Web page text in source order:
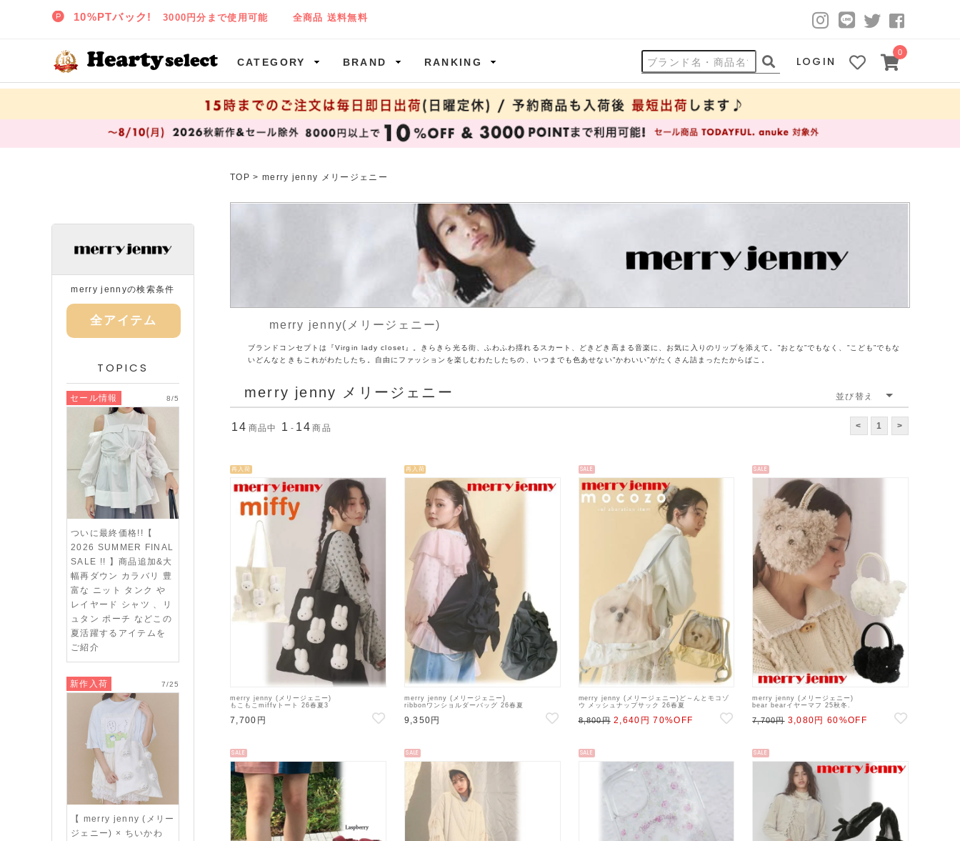
CATEGORY BRAND RANKING LOGIN
0
TOP > merry jenny メリージェニー
merry jenny(メリージェニー)
ブランドコンセプトは『Virgin lady closet』。きらきら光る街、ふわふわ揺れるスカート、どきどき高まる音楽に、お気に入りのリップを添えて。”おとな”でもなく、”こども”でもな
いどんなときもこれがわたしたち。自由にファッションを楽しむわたしたちの、いつまでも色あせない”かわいい”がたくさん詰まったたからばこ。
merry jenny メリージェニー
14 商品中 1 - 14 商品 < 1 >
再入荷
merry jenny (メリージェニー)
もこもこmiffyトート 26春夏3
282641900901】
7,700円
再入荷
merry jenny (メリージェニー)
ribbonワンショルダーバッグ 26春夏
4【2825419005】ハンド・ショルダーバッグ
9,350円
SALE
merry jenny (メリージェニー)ど～んとモコゾ
ウ メッシュナップサック 26春夏
8,800円 2,640円 70%OFF
SALE
merry jenny (メリージェニー)
bear bearイヤーマフ 25秋冬.
7,700円 3,080円 60%OFF
SALE SALE SALE SALE
merry jennyの検索条件
全アイテム
TOPICS
セール情報 8/5
ついに最終価格!!【
2026 SUMMER FINAL
SALE !! 】商品追加&大
幅再ダウン カラバリ 豊
富な ニット タンク や
レイヤード シャツ 、リ
ュタン ポーチ などこの
夏活躍するアイテムを
ご紹介
新作入荷 7/25
【 merry jenny (メリー
ジェニー) × ちいかわ